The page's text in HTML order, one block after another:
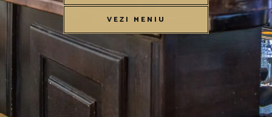
VEZI MENIU